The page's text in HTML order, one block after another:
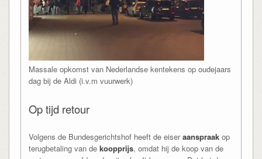
Massale opkomst van Nederlandse kentekens op oudejaars
dag bij de Aldi (i.v.m vuurwerk)
Op tijd retour
Volgens de Bundesgerichtshof heeft de eiseraanspraakop
terugbetaling van de koopprijs, omdat hij de koop van de